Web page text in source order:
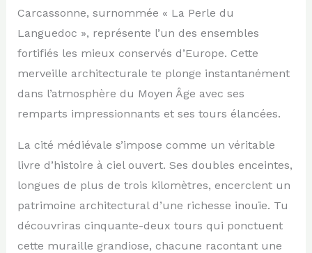
Carcassonne, surnommée « La Perle du
Languedoc », représente l’un des ensembles
fortifiés les mieux conservés d’Europe. Cette
merveille architecturale te plonge instantanément
dans l’atmosphère du Moyen Âge avec ses
remparts impressionnants et ses tours élancées.
La cité médiévale s’impose comme un véritable
livre d’histoire à ciel ouvert. Ses doubles enceintes,
longues de plus de trois kilomètres, encerclent un
patrimoine architectural d’une richesse inouïe. Tu
découvriras cinquante-deux tours qui ponctuent
cette muraille grandiose, chacune racontant une